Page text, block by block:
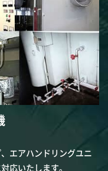
エアハンドリングユニ
応いたします。